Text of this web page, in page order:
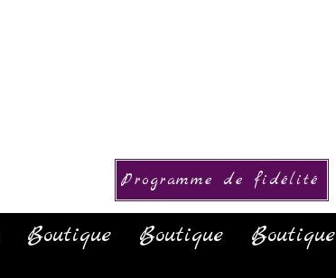
Programme de fidélité
Boutique Boutique Boutique